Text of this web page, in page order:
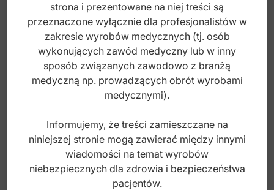
Soft-Line Łyżeczka zębodołowa Hemingway
3.0mm - 3.0mm fig. 3
Index: DS.100.034
strona i prezentowane na niej treści są
przeznaczone wyłącznie dla profesjonalistów w
zakresie wyrobów medycznych (tj. osób
wykonujących zawód medyczny lub w inny
sposób związanych zawodowo z branżą
medyczną np. prowadzących obrót wyrobami
medycznymi).
Informujemy, że treści zamieszczane na
niniejszej stronie mogą zawierać między innymi
wiadomości na temat wyrobów
niebezpiecznych dla zdrowia i bezpieczeństwa
pacjentów.